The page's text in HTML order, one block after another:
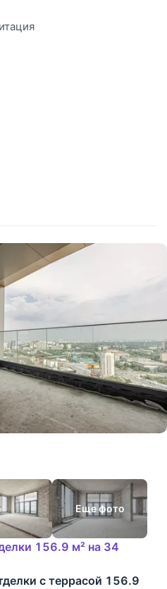
на
выполнена
Еще фото
156.9 м² на 34
с террасой 156.9